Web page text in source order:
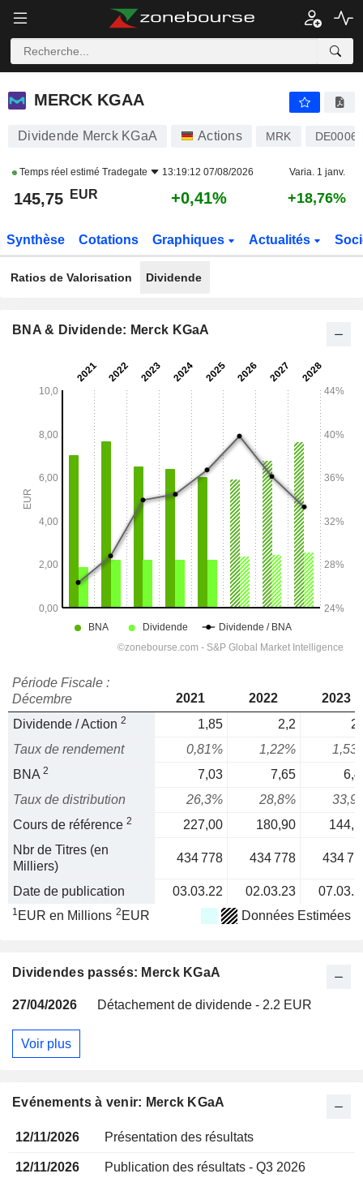
MERCK KGAA
MERCK KGAA
Dividende Merck KGaA Actions MRK
Temps réel estimé Tradegate 13:19:12 07/08/2026 Varia. 1 janv.
145,75 EUR +0,41% +18,76%
Synthèse Cotations Graphiques Actualités
Ratios de Valorisation Dividende
BNA & Dividende: Merck KGaA
Période Fiscale :
Décembre
2021 2022
2023
Dividende / Action 2 1,85 2,2
Taux de rendement
0,81% 1,22%
BNA 2 7,03 7,65
Taux de distribution
26,3% 28,8%
Cours de référence 2 227,00 180,90
Nbr de Titres (en
Milliers)
434 778 434 778 434
Date de publication 03.03.22 02.03.23
1 EUR en Millions 2 EUR Données Estimées
Dividendes passés: Merck KGaA
27/04/2026 Détachement de dividende - 2.2 EUR
Voir plus
Evénements à venir: Merck KGaA
12/11/2026 Présentation des résultats
12/11/2026 Publication des résultats - Q3 2026